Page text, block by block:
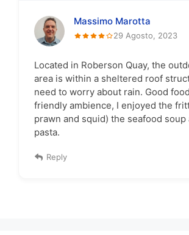
Massimo Marotta
29 Agosto, 2023
Located in Roberson Quay, the
area is within a sheltered roof
need to worry about rain. Good
friendly ambience, I enjoyed the
prawn and squid) the seafood soup
pasta.
Reply